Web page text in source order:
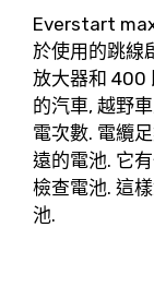
Everstart
於使用的跳線
放大器和 400
的汽車, 越野
電次數. 電纜
遠的電池. 它
檢查電池. 這
池.